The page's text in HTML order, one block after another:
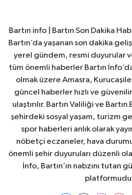
Bartın info | Bartın Son Dakika
Bartın’da yaşanan son dakika
yerel gündem, resmi duyurular
tüm önemli haberler Bartın
olmak üzere Amasra,
güncel haberler hızlı ve
ulaştırılır. Bartın Valiliği ve
şehirdeki sosyal yaşam, turizm
spor haberleri anlık olarak
nöbetçi eczaneler, hava
önemli şehir duyuruları düzenli
İnfo, Bartın’ın nabzını tutan